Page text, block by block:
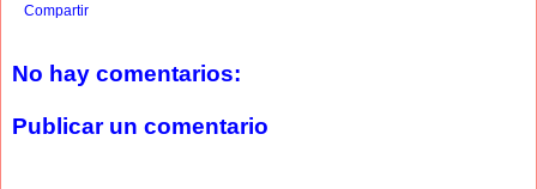
Compartir
No hay comentarios:
Publicar un comentario